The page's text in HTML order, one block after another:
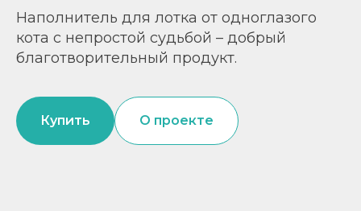
ДЛЯ КОШЕК
Рационы для кошек от 1 года
Натуральные лакомства
Наполнитель для лотка от одноглазого
кота с непростой судьбой – добрый
благотворительный продукт.
Купить О проекте